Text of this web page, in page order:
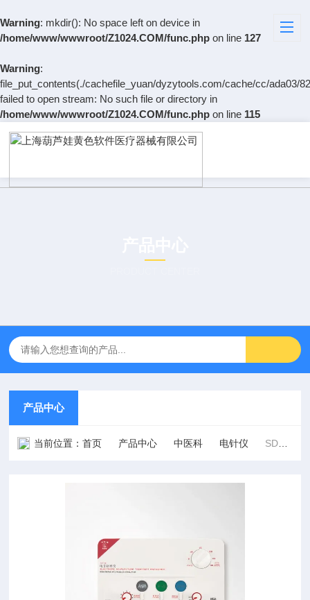
Warning: mkdir(): No space left on device in
/home/www/wwwroot/Z1024.COM/func.php on line 127
Warning:
file_put_contents(./cachefile_yuan/dyzytools.com/cache/cc/ada03/
failed to open stream: No such file or directory in
/home/www/wwwroot/Z1024.COM/func.php on line 115
产品中心
当前位置：首页 产品中心 中医科 电针仪 SDZ-Ⅱ型六路电子针疗仪（电针仪）